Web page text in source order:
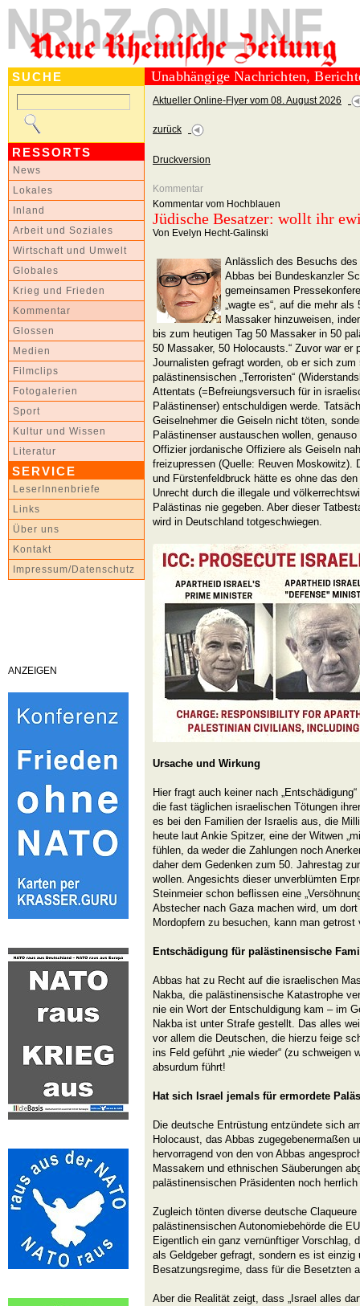
SUCHE
RESSORTS
News
Lokales
Inland
Arbeit und Soziales
Wirtschaft und Umwelt
Globales
Krieg und Frieden
Kommentar
Glossen
Medien
Filmclips
Fotogalerien
Sport
Kultur und Wissen
Literatur
SERVICE
LeserInnenbriefe
Links
Über uns
Kontakt
Impressum/Datenschutz
ANZEIGEN
Unabhängige Nachrichten,
Aktueller Online-Flyer vom 08. August 2026
zurück
Druckversion
Kommentar
Kommentar vom Hochblauen
Jüdische Besatzer: wollt ihr
Von Evelyn Hecht-Galinski
Anlässlich des Besuchs
Abbas bei Bundeskanzler
gemeinsamen
„wagte es“, auf die mehr
Massaker hinzuweisen,
bis zum heutigen Tag 50 Massaker in 50
50 Massaker, 50 Holocausts.“ Zuvor war er
Journalisten gefragt worden, ob er sich
palästinensischen „Terroristen“
Attentats (=Befreiungsversuch für in
Palästinenser) entschuldigen werde.
Geiselnehmer die Geiseln nicht töten,
Palästinenser austauschen wollen,
Offizier jordanische Offiziere als Geiseln
freizupressen (Quelle: Reuven Moskowitz).
und Fürstenfeldbruck hätte es ohne das
Unrecht durch die illegale und
Palästinas nie gegeben. Aber dieser
wird in Deutschland totgeschwiegen.
Ursache und Wirkung
Hier fragt auch keiner nach
die fast täglichen israelischen Tötungen
es bei den Familien der Israelis aus, die
heute laut Ankie Spitzer, eine der Witwen
fühlen, da weder die Zahlungen noch
daher dem Gedenken zum 50. Jahrestag
wollen. Angesichts dieser unverblümten
Steinmeier schon beflissen eine
Abstecher nach Gaza machen wird, um
Mordopfern zu besuchen, kann man getrost
Entschädigung für palästinensische
Abbas hat zu Recht auf die israelischen
Nakba, die palästinensische Katastrophe
nie ein Wort der Entschuldigung kam – im
Nakba ist unter Strafe gestellt. Das alles
vor allem die Deutschen, die hierzu feige
ins Feld geführt „nie wieder“ (zu schweigen
absurdum führt!
Hat sich Israel jemals für ermordete
Die deutsche Entrüstung entzündete sich
Holocaust, das Abbas zugegebenermaßen
hervorragend von den von Abbas
Massakern und ethnischen Säuberungen
palästinensischen Präsidenten noch
Zugleich tönten diverse deutsche
palästinensischen Autonomiebehörde die
Eigentlich ein ganz vernünftiger Vorschlag,
als Geldgeber gefragt, sondern es ist
Besatzungsregime, dass für die Besetzten
Aber die Realität zeigt, dass „Israel alles